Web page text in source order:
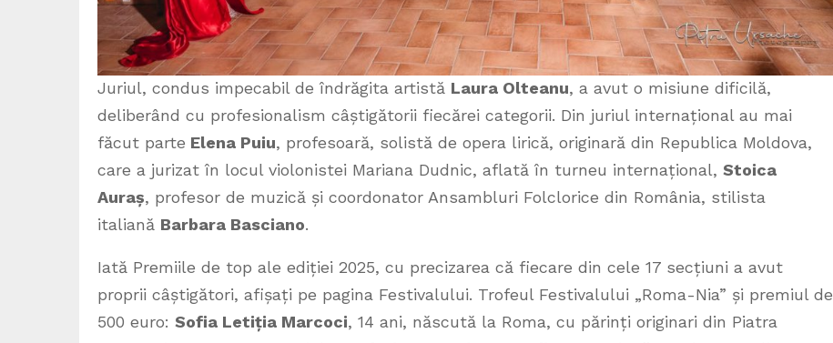
Juriul, condus impecabil de îndrăgita artistă Laura Olteanu, a avut o misiune dificilă,
deliberând cu profesionalism câștigătorii fiecărei categorii. Din juriul internațional au mai
făcut parte Elena Puiu, profesoară, solistă de opera lirică, originară din Republica Moldova,
care a jurizat în locul violonistei Mariana Dudnic, aflată în turneu internațional, Stoica
Auraș, profesor de muzică și coordonator Ansambluri Folclorice din România, stilista
italiană Barbara Basciano.
Iată Premiile de top ale ediției 2025, cu precizarea că fiecare din cele 17 secțiuni a avut
proprii câștigători, afișați pe pagina Festivalului. Trofeul Festivalului „Roma-Nia” și premiul de
500 euro: Sofia Letiția Marcoci, 14 ani, născută la Roma, cu părinți originari din Piatra